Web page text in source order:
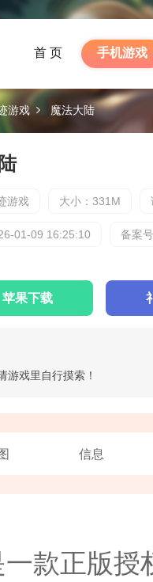
首 页 手机游戏
游戏 魔法大陆
游戏 大小：331M
01-09 16:25:10 备案
苹果下载
游戏里自行摸索！
信息
一款‌正版